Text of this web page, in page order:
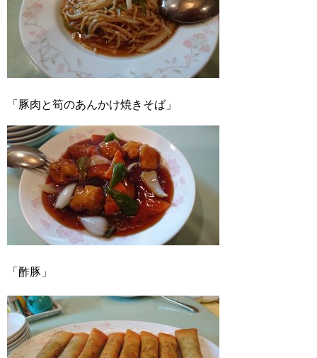
「豚肉と筍のあんかけ焼きそば」
「酢豚」